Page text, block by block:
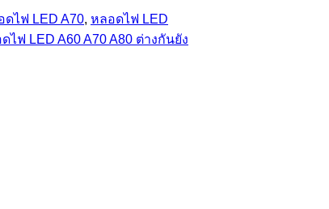
ดไฟ LED A70, หลอดไฟ LED
ไฟ LED A60 A70 A80 ต่างกันยัง